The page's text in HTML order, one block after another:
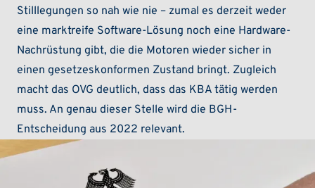
Stilllegungen so nah wie nie – zumal es derzeit weder
eine marktreife Software-Lösung noch eine Hardware-
Nachrüstung gibt, die die Motoren wieder sicher in
einen gesetzeskonformen Zustand bringt. Zugleich
macht das OVG deutlich, dass das KBA tätig werden
muss. An genau dieser Stelle wird die BGH-
Entscheidung aus 2022 relevant.